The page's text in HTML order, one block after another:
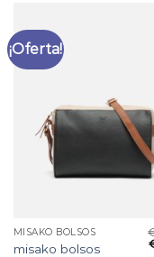
¡Oferta!
MISAKO BOLSOS
misako bolsos